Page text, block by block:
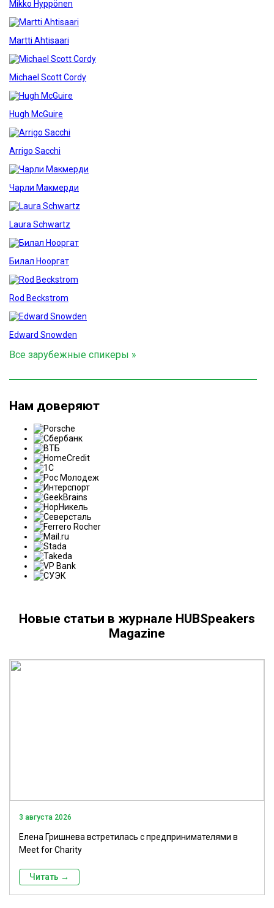
Mikko Hyppönen
Martti Ahtisaari
Michael Scott Cordy
Hugh McGuire
Arrigo Sacchi
Чарли Макмерди
Laura Schwartz
Билал Нооргат
Rod Beckstrom
Edward Snowden
Все зарубежные спикеры »
Нам доверяют
Новые статьи в журнале HUBSpeakers
Magazine
3 августа 2026
Елена Гришнева встретилась с предпринимателями в
Meet for Charity
Читать →